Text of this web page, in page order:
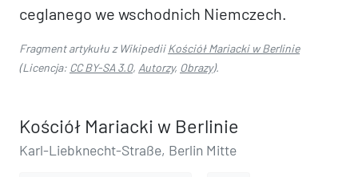
ceglanego we wschodnich Niemczech.
Fragment artykułu z WikipediiKościół Mariacki w Berlinie
(Licencja: CC BY-SA 3.0, Autorzy, Obrazy).
Kościół Mariacki w Berlinie
Karl-Liebknecht-Straße, Berlin Mitte